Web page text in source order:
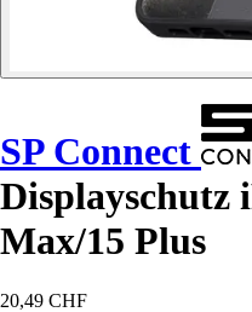
SP Connect
Displayschutz
Max/15 Plus
20,49 CHF